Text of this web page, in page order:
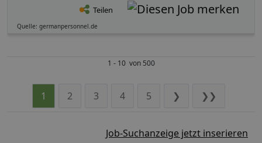
Teilen
Quelle: germanpersonnel.de
1 - 10 von 500
1 2 3 4 5 ❯ ❯❯
Job-Suchanzeige jetzt inserieren